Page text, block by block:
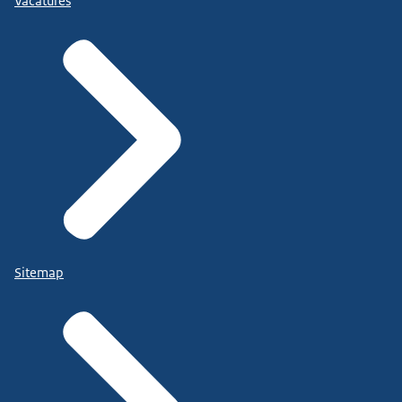
Sitemap